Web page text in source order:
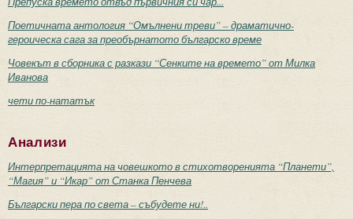
Поетичната антология “Омълнени треви” – драматично-
героическа сага за преобърнатото българско време
Човекът в сборника с разкази “Сенките на времето” от Милка
Иванова
чети по-нататък
Анализи
Интерпретацията на човешкото в стихотворенията “Планети”,
“Магия” и “Икар” от Станка Пенчева
Български пера по света – събудете ни!..